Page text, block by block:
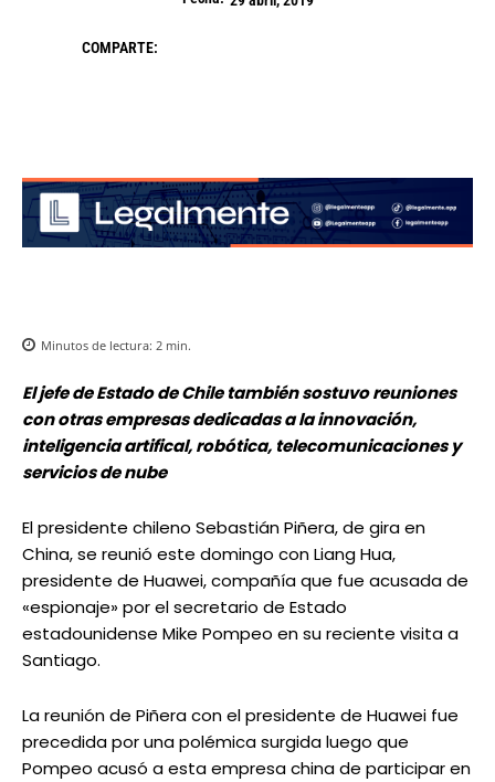
COMPARTE:
Minutos de lectura: 2 min.
El jefe de Estado de Chile también sostuvo reuniones
con otras empresas dedicadas a la innovación,
inteligencia artifical, robótica, telecomunicaciones y
servicios de nube
El presidente chileno Sebastián Piñera, de gira en
China, se reunió este domingo con Liang Hua,
presidente de Huawei, compañía que fue acusada de
«espionaje» por el secretario de Estado
estadounidense Mike Pompeo en su reciente visita a
Santiago.
La reunión de Piñera con el presidente de Huawei fue
precedida por una polémica surgida luego que
Pompeo acusó a esta empresa china de participar en